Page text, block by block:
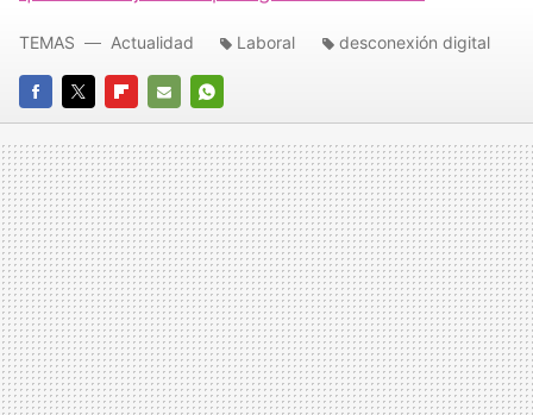
FACEBOOK
TWITTERFLIPBOARD
E-
MAIL
WHATSAPP
TEMAS Actualidad Laboral desconexión digital